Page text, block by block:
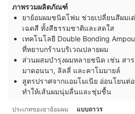
ภาพรวมผลิตภัณฑ์
ยาย้อมผมชนิดโฟม ช่วยเปลี่ยนสีผมเ
เฉดสี ทั้งสีธรรมชาติและสดใส
เทคโนโลยี Double Bonding
ที่หยาบกร้านบริเวณปลายผม
ส่วนผสมบำรุงผมหลายชนิด เช่น สาร
มาดอนนา, ลิลลี่ และคาโมมายล์
สูตรปราศจากแอมโมเนีย อ่อนโยนต่
ทำให้เส้นผมนุ่มลื่นและชุ่มชื้น
ประเภทของยาย้อมผม แบบถาวร